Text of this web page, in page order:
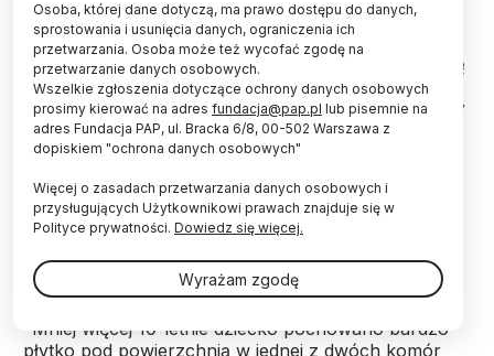
W ustach dziecka pochowanego ok. 200 lat temu
w jaskini Tunel Wielki archeolodzy odkryli czaszkę
zięby; kolejna znajdowała się przy policzku
dziecka. To jedyny odkryty do tej pory nowożytny
szkielet człowieka, znaleziony w jaskini na terenie
Jury Krakowsko-Częstochowskiej - uważają
Znaleziska dokonano kilkadziesiąt lat temu, ale nigdy
nie zostało opublikowane i przeanalizowane.
"Mniej więcej 10-letnie dziecko pochowano bardzo
płytko pod powierzchnią w jednej z dwóch komór
Osoba, której dane dotyczą, ma prawo dostępu do danych,
sprostowania i usunięcia danych, ograniczenia ich
przetwarzania. Osoba może też wycofać zgodę na
przetwarzanie danych osobowych.
Wszelkie zgłoszenia dotyczące ochrony danych osobowych
prosimy kierować na adres fundacja@pap.pl lub pisemnie na
adres Fundacja PAP, ul. Bracka 6/8, 00-502 Warszawa z
dopiskiem "ochrona danych osobowych"
Więcej o zasadach przetwarzania danych osobowych i
przysługujących Użytkownikowi prawach znajduje się w
Polityce prywatności. Dowiedz się więcej.
Wyrażam zgodę